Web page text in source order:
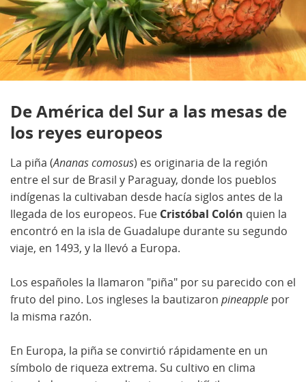
De América del Sur a las mesas de
los reyes europeos
La piña (Ananas comosus) es originaria de la región
entre el sur de Brasil y Paraguay, donde los pueblos
indígenas la cultivaban desde hacía siglos antes de la
llegada de los europeos. Fue Cristóbal Colón quien la
encontró en la isla de Guadalupe durante su segundo
viaje, en 1493, y la llevó a Europa.
Los españoles la llamaron "piña" por su parecido con el
fruto del pino. Los ingleses la bautizaron pineapple por
la misma razón.
En Europa, la piña se convirtió rápidamente en un
símbolo de riqueza extrema. Su cultivo en clima